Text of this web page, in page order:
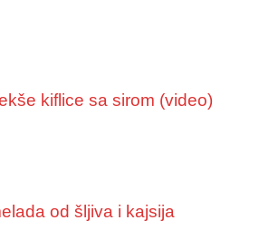
kiflice sa sirom (video)
od šljiva i kajsija